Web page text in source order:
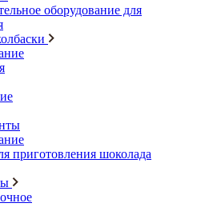
оборудование для
приготовления шоколада